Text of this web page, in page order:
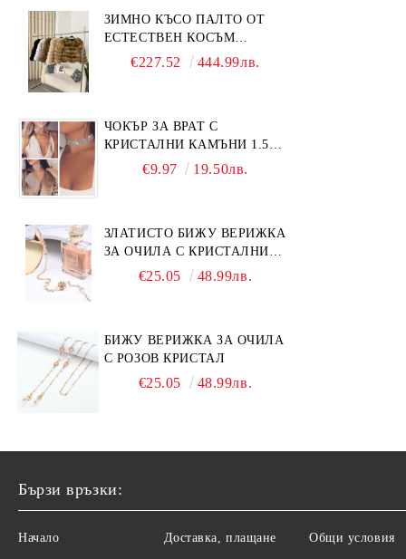
ЗИМНО КЪСО ПАЛТО ОТ
ЕСТЕСТВЕН КОСЪМ
ЛИСИЦА
€227.52 444.99лв.
ЧОКЪР ЗА ВРАТ С
КРИСТАЛНИ КАМЪНИ 1.5
€9.97 19.50лв.
ЗЛАТИСТО БИЖУ ВЕРИЖКА
ЗА ОЧИЛА С КРИСТАЛНИ
КАМЪНИ И ПЕРЛИ
€25.05 48.99лв.
БИЖУ ВЕРИЖКА ЗА ОЧИЛА
С РОЗОВ КРИСТАЛ
€25.05 48.99лв.
Бързи връзки:
Начало Доставка, плащане Общи условия